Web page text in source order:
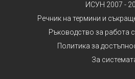
ИСУН 2007 -
Речник на термини и
Ръководство за работа
Политика за
За